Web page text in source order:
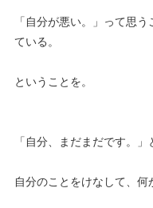
「自分が悪い。」って思
ている。
ということを。
「自分、まだまだです。
自分のことをけなして、